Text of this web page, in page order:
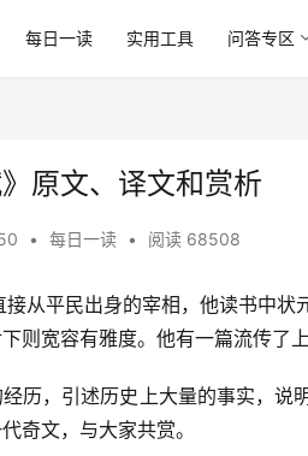
每日一读 实用工具 问答专区
原文、译文和赏析
• 每日一读 • 阅读 68508
接从平民出身的宰相，他读书中
则宽容有雅度。他有一篇流传了
历，引述历史上大量的事实，
奇文，与大家共赏。